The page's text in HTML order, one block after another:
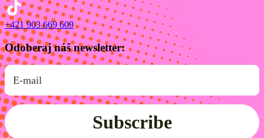
+421 903 669 609
Odoberaj náš newsletter:
Subscribe